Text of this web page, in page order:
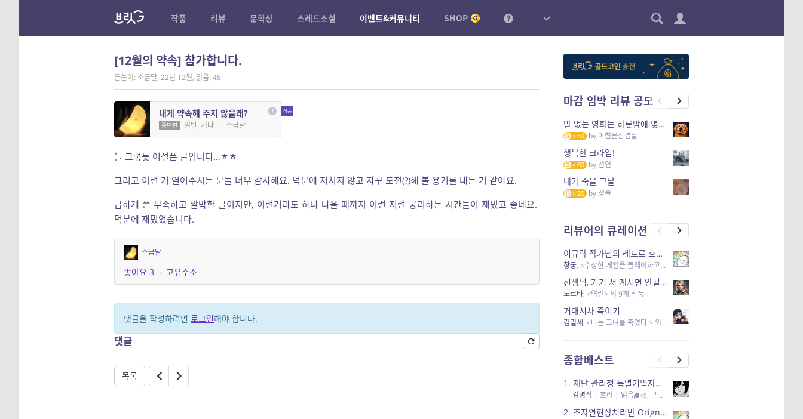
작품 리뷰 문학상 스레드소설 이벤트&커뮤니티 SHOP
[12월의 약속] 참가합니다.
글쓴이: 소금달, 22년 12월, 읽음: 45
내게 약속해 주지 않을래?
중단편 일반, 기타 | 소금달
늘 그렇듯 어설픈 글입니다…ㅎㅎ
그리고 이런 거 열어주시는 분들 너무 감사해요. 덕분에 지치지 않고 자꾸 도전(?)해 볼 용기를 내는 거 같아요.
급하게 쓴 부족하고 짤막한 글이지만, 이런거라도 하나 나올 때까지 이런 저런 궁리하는 시간들이 재밌고 좋네요.
덕분에 재밌었습니다.
소금달
좋아요 3 · 고유주소
댓글을 작성하려면 로그인해야 합니다.
댓글
목록
마감 임박 리뷰 공모
말 없는 영화는 하룻밤에 몇 리를 갈 수 있을까
50 by 아침은삼겹살
행복한 크라임!
80 by 선연
내가 죽을 그날
20 by 청슬
리뷰어의 큐레이션
이규락 작가님의 레트로 호러 리뷰
창궁, <수상한 게임을 플레이하고 있어> 외 3개 작품
선생님, 거기 서 계시면 안될 것 같은데요-역할 클리셰를 비튼 작품들
노르바, <역린> 외 9개 작품
거대서사 죽이기
김밀세, <나는 그녀를 죽였다.> 외 1개 작품
종합베스트
1. 재난 관리청 특별기밀자료들
김병식 | 호러 | 읽음 ×5, 구독 , 응원94, 리뷰3
2. 초자연현상처리반 Orignal + True Ending